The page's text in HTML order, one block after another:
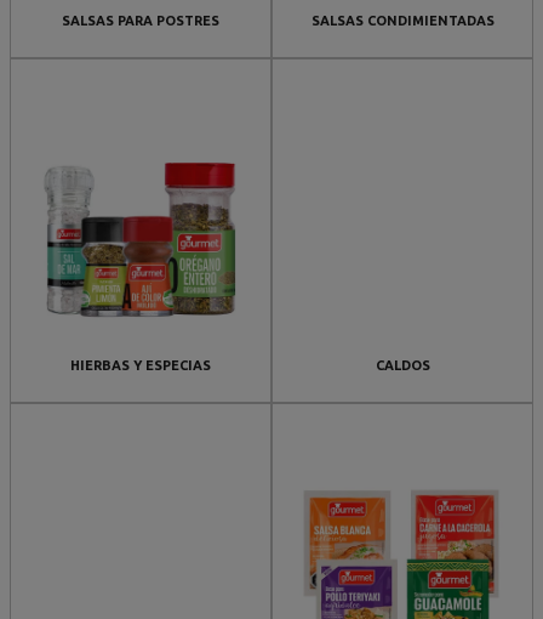
SALSAS PARA POSTRES SALSAS CONDIMIENTADAS
HIERBAS Y ESPECIAS CALDOS